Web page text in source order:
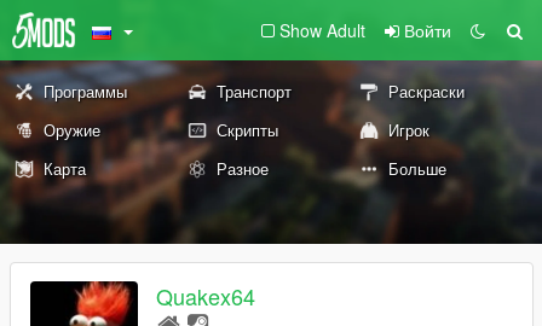
Show Adult Войти
Программы Транспорт
Раскраски
Оружие
Скрипты
Игрок
Карта
Разное Больше
Quakex64